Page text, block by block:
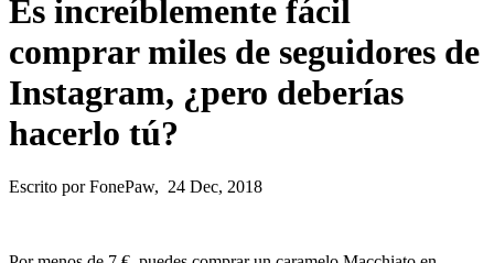
Es increíblemente fácil
comprar miles de seguidores de
Instagram, ¿pero deberías
hacerlo tú?
Escrito por FonePaw, 24 Dec, 2018